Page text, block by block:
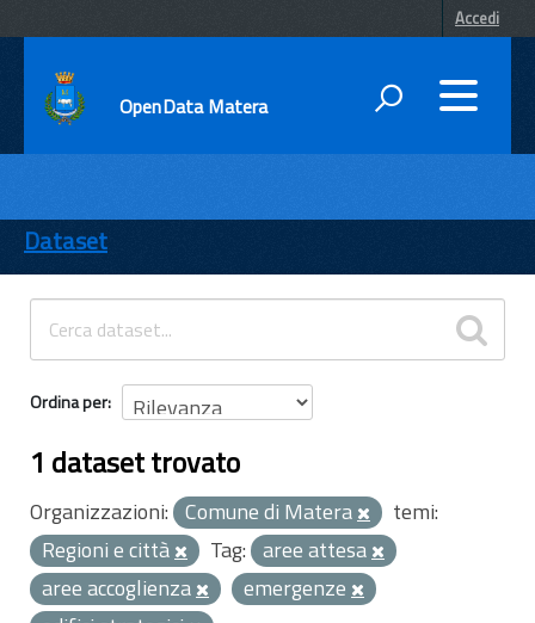
Accedi
OpenData Matera
ENTI
TEMI
INFORMAZIONI
Dataset
Ordina per
1 dataset trovato
Organizzazioni: Comune di Matera
temi:
Regioni e città
Tag: aree attesa
aree accoglienza
emergenze